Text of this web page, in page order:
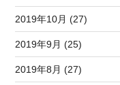
2019年10月 (27)
2019年9月 (25)
2019年8月 (27)